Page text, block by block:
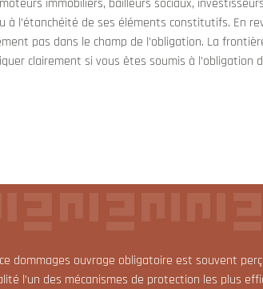
immobiliers, bailleurs sociaux,
l’étanchéité de ses éléments constitutifs. En
pas dans le champ de l’obligation. La
clairement si vous êtes soumis à l’obligation
dommages ouvrage obligatoire est souvent
l’un des mécanismes de protection les plus